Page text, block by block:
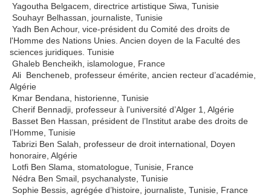
Yagoutha Belgacem, directrice artistique Siwa, Tunisie
Souhayr Belhassan, journaliste, Tunisie
Yadh Ben Achour, vice-président du Comité des droits de
l'Homme des Nations Unies. Ancien doyen de la Faculté des
sciences juridiques. Tunisie
Ghaleb Bencheikh, islamologue, France
Ali Bencheneb, professeur émérite, ancien recteur d’académie,
Algérie
Kmar Bendana, historienne, Tunisie
Cherif Bennadji, professeur à l'université d’Alger 1, Algérie
Basset Ben Hassan, président de l’Institut arabe des droits de
l’Homme, Tunisie
Tabrizi Ben Salah, professeur de droit international, Doyen
honoraire, Algérie
Lotfi Ben Slama, stomatologue, Tunisie, France
Nédra Ben Smail, psychanalyste, Tunisie
Sophie Bessis, agrégée d’histoire, journaliste, Tunisie, France